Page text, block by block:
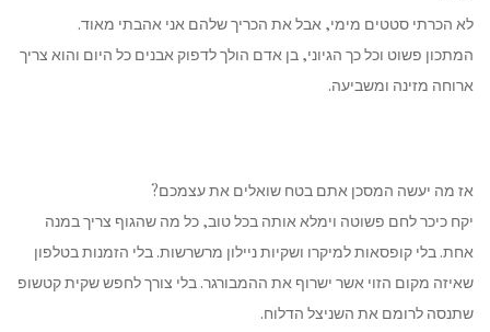
לא הכרתי סטטים מימי, אבל את הכריך שלהם אני אהבתי מאוד.
המתכון פשוט וכל כך הגיוני, בן אדם הולך לדפוק אבנים כל היום והוא צריך
ארוחה מזינה ומשביעה.
אז מה יעשה המסכן אתם בטח שואלים את עצמכם?
יקח כיכר לחם פשוטה וימלא אותה בכל טוב, כל מה שהגוף צריך במנה
אחת. בלי קופסאות למיקרו ושקיות ניילון מרשרשות. בלי הזמנות בטלפון
שאיזה מקום הזוי אשר ישרוף את ההמבורגר. בלי צורך לחפש שקית קטשופ
שתנסה לרומם את השניצל הדלוח.